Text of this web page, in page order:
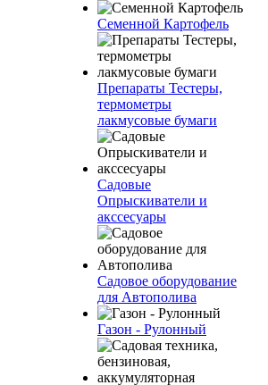
Семенной Картофель
Препараты Тестеры,
термометры
лакмусовые бумаги
Садовые
Опрыскиватели и
акссесуары
Садовое оборудование
для Автополива
Газон - Рулонный